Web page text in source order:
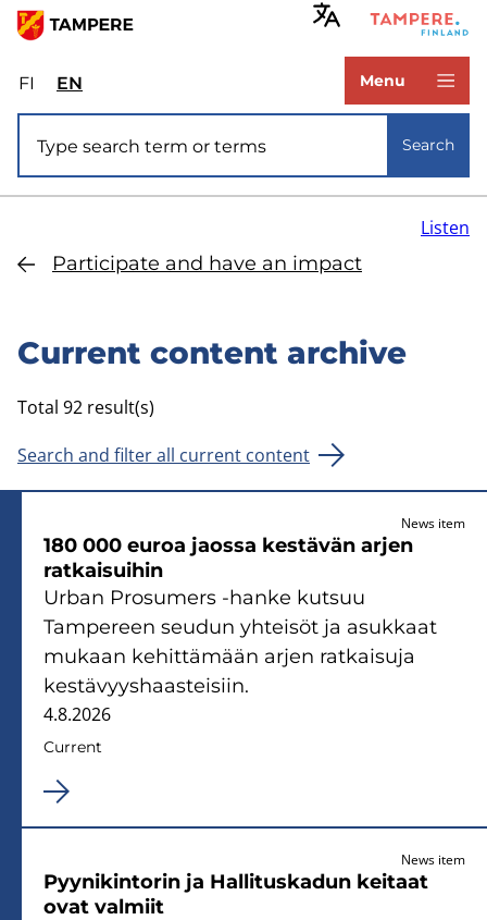
Skip
main
content
FIValitse
sivuston
kieli:
suomi
ENSelect
site
language:
Menu
Search
Participate and have an impact
Listen
Current content archive
Total 92 result(s)
Search and filter all current content
News item
180 000 euroa jaossa kestävän arjen
ratkaisuihin
Urban Prosumers -hanke kutsuu
Tampereen seudun yhteisöt ja asukkaat
mukaan kehittämään arjen ratkaisuja
kestävyyshaasteisiin.
4.8.2026
Current
News item
Pyynikintorin ja Hallituskadun keitaat
ovat valmiit